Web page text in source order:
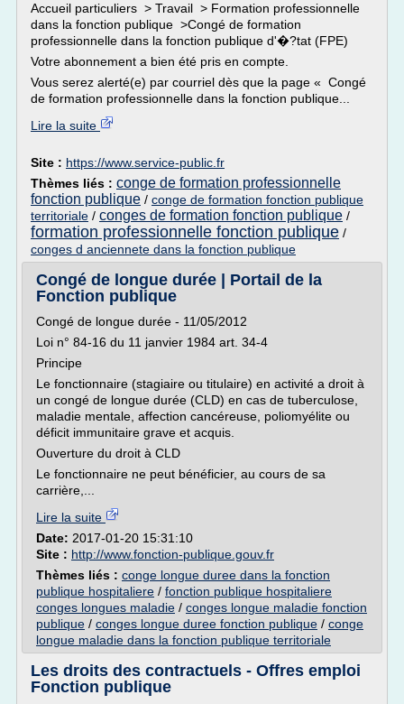
Accueil particuliers > Travail > Formation professionnelle
dans la fonction publique >Congé de formation
professionnelle dans la fonction publique d'�?tat (FPE)
Votre abonnement a bien été pris en compte.
Vous serez alerté(e) par courriel dès que la page « Congé
de formation professionnelle dans la fonction publique...
Lire la suite
Site : https://www.service-public.fr
Thèmes liés : conge de formation professionnelle
fonction publique / conge de formation fonction publique
territoriale / conges de formation fonction publique /
formation professionnelle fonction publique /
conges d anciennete dans la fonction publique
Congé de longue durée | Portail de la
Fonction publique
Congé de longue durée - 11/05/2012
Loi n° 84-16 du 11 janvier 1984 art. 34-4
Principe
Le fonctionnaire (stagiaire ou titulaire) en activité a droit à
un congé de longue durée (CLD) en cas de tuberculose,
maladie mentale, affection cancéreuse, poliomyélite ou
déficit immunitaire grave et acquis.
Ouverture du droit à CLD
Le fonctionnaire ne peut bénéficier, au cours de sa
carrière,...
Lire la suite
Date: 2017-01-20 15:31:10
Site : http://www.fonction-publique.gouv.fr
Thèmes liés : conge longue duree dans la fonction
publique hospitaliere / fonction publique hospitaliere
conges longues maladie / conges longue maladie fonction
publique / conges longue duree fonction publique / conge
longue maladie dans la fonction publique territoriale
Les droits des contractuels - Offres emploi
Fonction publique